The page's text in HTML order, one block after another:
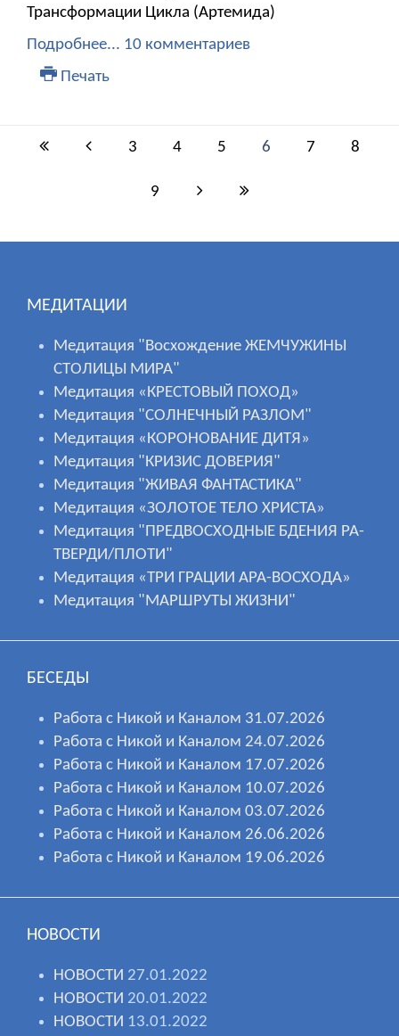
Трансформации Цикла (Артемида)
Подробнее... 10 комментариев
Печать
3 4 5 6 7 8
9
МЕДИТАЦИИ
Медитация "Восхождение ЖЕМЧУЖИНЫ
СТОЛИЦЫ МИРА"
Медитация «КРЕСТОВЫЙ ПОХОД»
Медитация "СОЛНЕЧНЫЙ РАЗЛОМ"
Медитация «КОРОНОВАНИЕ ДИТЯ»
Медитация "КРИЗИС ДОВЕРИЯ"
Медитация "ЖИВАЯ ФАНТАСТИКА"
Медитация «ЗОЛОТОЕ ТЕЛО ХРИСТА»
Медитация "ПРЕДВОСХОДНЫЕ БДЕНИЯ РА-
ТВЕРДИ/ПЛОТИ"
Медитация «ТРИ ГРАЦИИ АРА-ВОСХОДА»
Медитация "МАРШРУТЫ ЖИЗНИ"
БЕСЕДЫ
Работа с Никой и Каналом 31.07.2026
Работа с Никой и Каналом 24.07.2026
Работа с Никой и Каналом 17.07.2026
Работа с Никой и Каналом 10.07.2026
Работа с Никой и Каналом 03.07.2026
Работа с Никой и Каналом 26.06.2026
Работа с Никой и Каналом 19.06.2026
НОВОСТИ
НОВОСТИ 27.01.2022
НОВОСТИ 20.01.2022
НОВОСТИ 13.01.2022